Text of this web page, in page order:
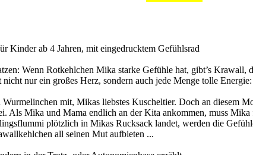
Kinder ab 4 Jahren, mit eingedrucktem Gefühlsrad
Wenn Rotkehlchen Mika starke Gefühle hat, gibt’s
nur ein großes Herz, sondern auch jede Menge tolle
mit, Mikas liebstes Kuscheltier. Doch an diesem
Als Mika und Mama endlich an der Kita ankommen, muss
plötzlich in Mikas Rucksack landet, werden die
all seinen Mut aufbieten ...